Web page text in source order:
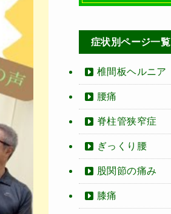
症状別ページ一覧
椎間板ヘルニア
腰痛
脊柱管狭窄症
ぎっくり腰
股関節の痛み
膝痛